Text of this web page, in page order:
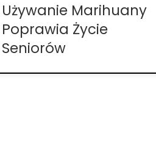
Używanie Marihuany
Poprawia Życie
Seniorów